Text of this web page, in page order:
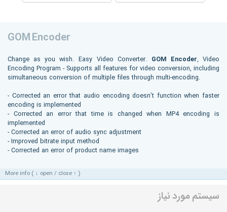
GOM Encoder
Change as you wish. Easy Video Converter. GOM Encoder, Video
Encoding Program - Supports all features for video conversion, including
simultaneous conversion of multiple files through multi-encoding.
- Corrected an error that audio encoding doesn’t function when faster
encoding is implemented
- Corrected an error that time is changed when MP4 encoding is
implemented
- Corrected an error of audio sync adjustment
- Improved bitrate input method
- Corrected an error of product name images
More info ( ↓ open / close ↑ )
سیستم مورد نیاز